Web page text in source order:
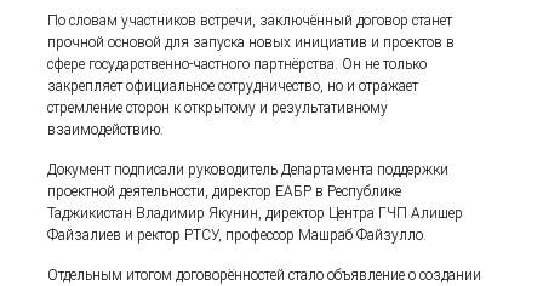
По словам участников встречи, заключённый договор станет
прочной основой для запуска новых инициатив и проектов в
сфере государственно-частного партнёрства. Он не только
закрепляет официальное сотрудничество, но и отражает
стремление сторон к открытому и результативному
взаимодействию.
Документ подписали руководитель Департамента поддержки
проектной деятельности, директор ЕАБР в Республике
Таджикистан Владимир Якунин, директор Центра ГЧП Алишер
Файзалиев и ректор РТСУ, профессор Машраб Файзулло.
Отдельным итогом договорённостей стало объявление о создании